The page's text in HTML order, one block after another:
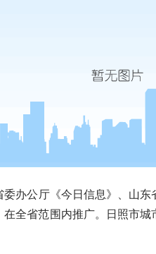
公厅《今日信息》、山东
全省范围内推广。日照市